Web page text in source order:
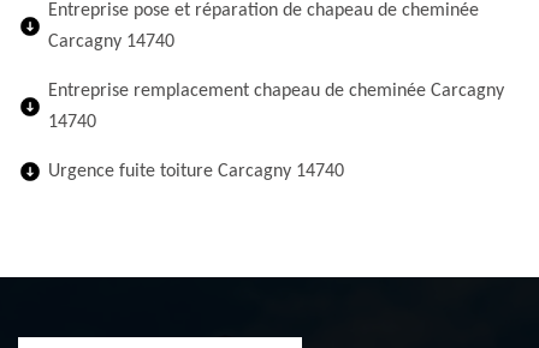
Entreprise pose et réparation de chapeau de cheminée
Carcagny 14740
Entreprise remplacement chapeau de cheminée Carcagny
14740
Urgence fuite toiture Carcagny 14740